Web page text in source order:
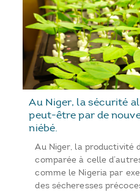
Au Niger, la sécurité
peut-être par de
niébé.
Au Niger, la productivité
comparée à celle
comme le Nigeria par
des sécheresses